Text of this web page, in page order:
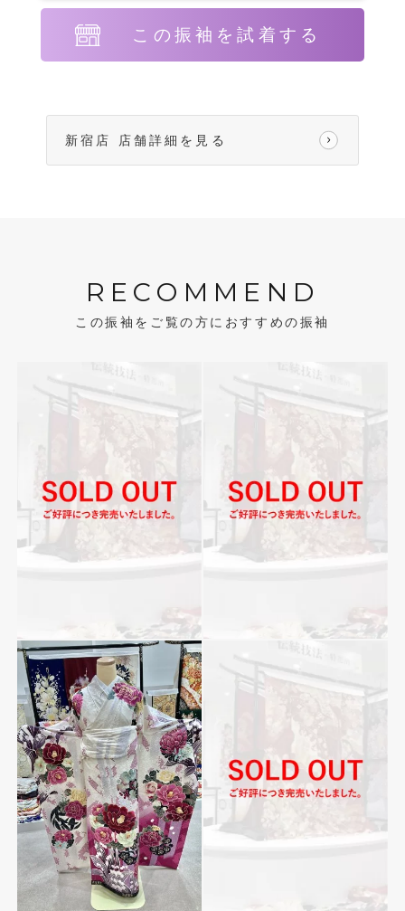
この振袖を試着する
新宿店 店舗詳細を見る
RECOMMEND
この振袖をご覧の方におすすめの振袖